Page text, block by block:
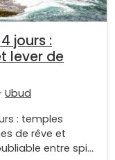
jours :
lever de
Ubud
: temples
de rêve et
entre spi...